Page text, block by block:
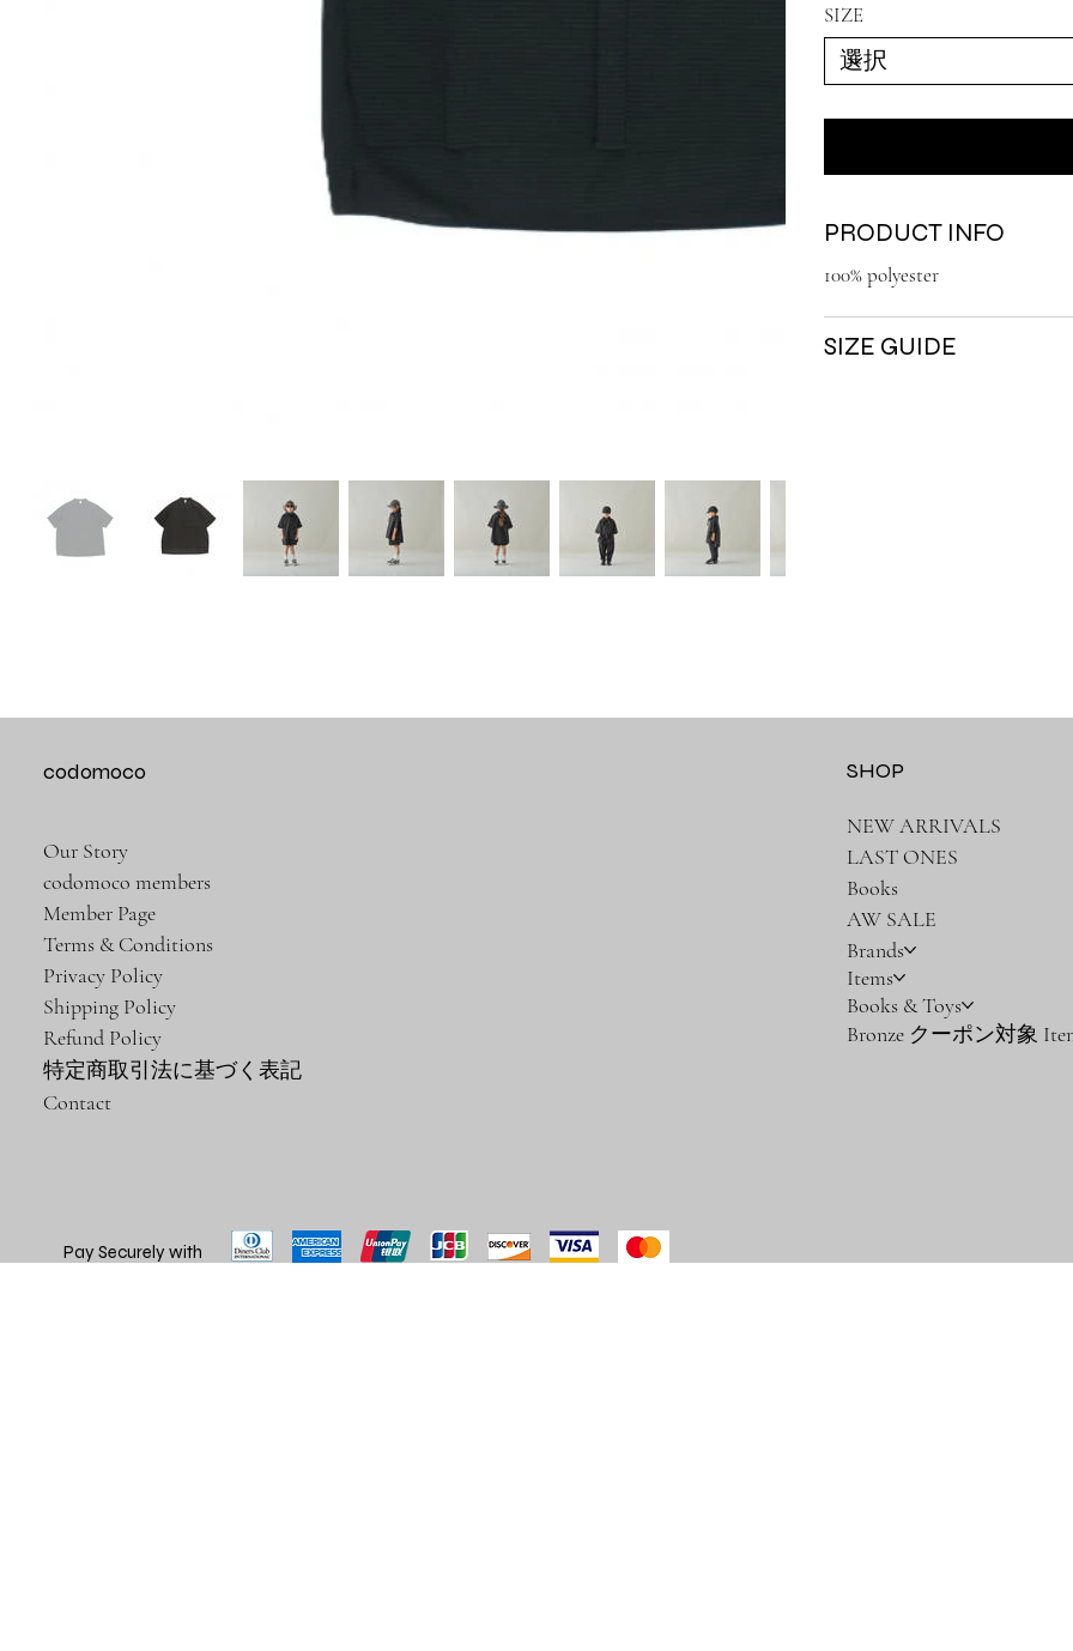
SIZE
PRODUCT INFO
100% polyester
SIZE GUIDE
codomoco
Our Story
codomoco members
Member Page
Terms & Conditions
Privacy Policy
Shipping Policy
Refund Policy
特定商取引法に基づく表記
Contact
SHOP
NEW ARRIVALS
LAST ONES
Books
AW SALE
Brands
Items
Books & Toys
Bronze クーポン対象
Pay Securely with